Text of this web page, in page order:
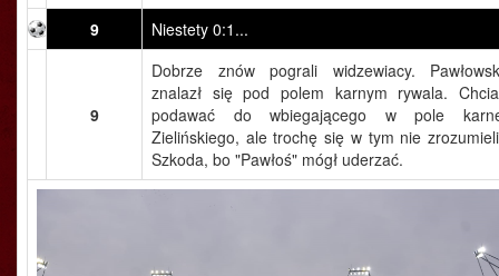
9
Niestety 0:1...
9
Dobrze znów pograli widzewiacy.
znalazł się pod polem karnym rywala.
podawać do wbiegającego w pole
Zielińskiego, ale trochę się w tym nie
Szkoda, bo "Pawłoś" mógł uderzać.